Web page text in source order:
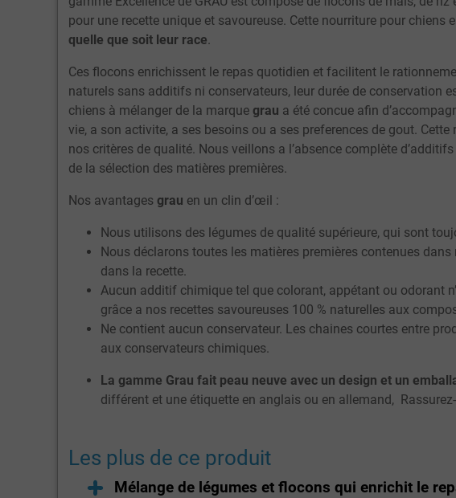
pour une recette unique et savoureuse. Cette nourriture pour chiens
quelle que soit leur race.
Ces flocons enrichissent le repas quotidien et facilitent le
naturels sans additifs ni conservateurs, leur durée de conservation
chiens à mélanger de la marque grau a été concue afin
vie, a son activite, a ses besoins ou a ses preferences de gout. Cette
nos critères de qualité. Nous veillons a l’absence complète
de la sélection des matières premières.
Nos avantages grau en un clin d’œil :
Nous utilisons des légumes de qualité supérieure, qui sont
Nous déclarons toutes les matières premières contenues
dans la recette.
Aucun additif chimique tel que colorant, appétant ou odorant
grâce a nos recettes savoureuses 100 % naturelles aux
Ne contient aucun conservateur. Les chaines courtes entre
aux conservateurs chimiques.
La gamme Grau fait peau neuve avec un design et un
différent et une étiquette en anglais ou en allemand,
Les plus de ce produit
Mélange de légumes et flocons qui enrichit le